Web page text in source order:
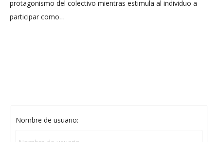
protagonismo del colectivo mientras estimula al individuo a
participar como…
Nombre de usuario: